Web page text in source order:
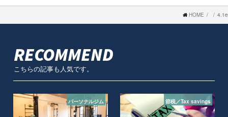
HOME 4.1e
RECOMMEND
こちらの記事も人気です。
パーソナルジム 節税／Tax savings